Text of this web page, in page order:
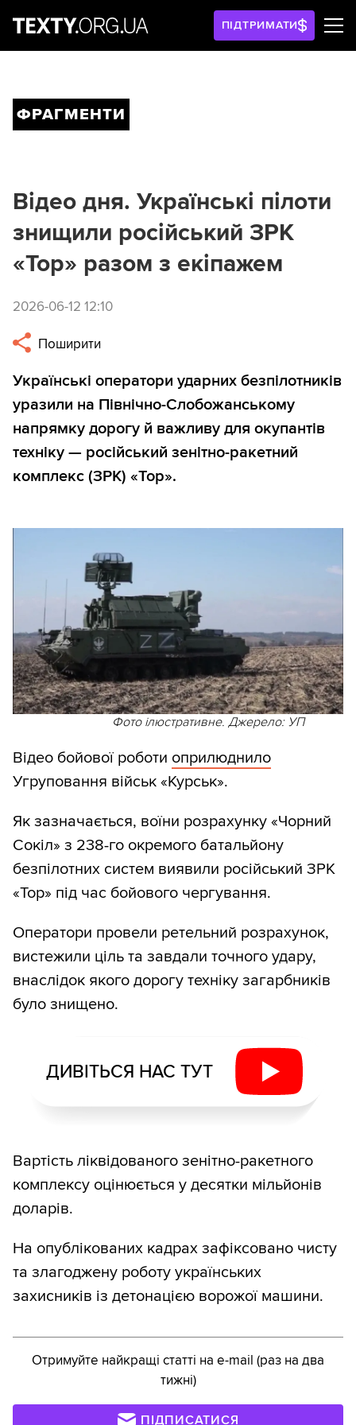
ПІДТРИМАТИ
ФРАГМЕНТИ
Відео дня. Українські пілоти
знищили російський ЗРК
«Тор» разом з екіпажем
2026-06-12 12:10
Поширити
Українські оператори ударних безпілотників
уразили на Північно-Слобожанському
напрямку дорогу й важливу для окупантів
техніку — російський зенітно-ракетний
комплекс (ЗРК) «Тор».
Фото ілюстративне. Джерело: УП
Відео бойової роботи оприлюднило
Угруповання військ «Курськ».
Як зазначається, воїни розрахунку «Чорний
Сокіл» з 238-го окремого батальйону
безпілотних систем виявили російський ЗРК
«Тор» під час бойового чергування.
Оператори провели ретельний розрахунок,
вистежили ціль та завдали точного удару,
внаслідок якого дорогу техніку загарбників
було знищено.
ДИВІТЬСЯ НАС ТУТ
Вартість ліквідованого зенітно-ракетного
комплексу оцінюється у десятки мільйонів
доларів.
На опублікованих кадрах зафіксовано чисту
та злагоджену роботу українських
захисників із детонацією ворожої машини.
Отримуйте найкращі статті на e-mail (раз на два
тижні)
ПІДПИСАТИСЯ